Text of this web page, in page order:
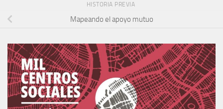
HISTORIA PREVIA
Mapeando el apoyo mutuo